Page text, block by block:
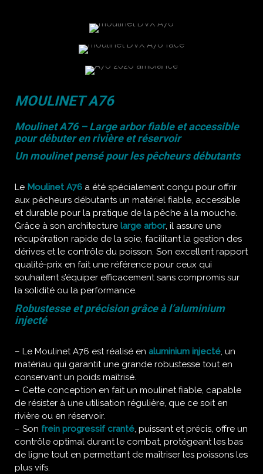
MOULINET A76
Moulinet A76 – Large arbor fiable et accessible
pour débuter en rivière et réservoir
Un moulinet pensé pour les pêcheurs débutants
Le Moulinet A76 a été spécialement conçu pour offrir
aux pêcheurs débutants un matériel fiable, accessible
et durable pour la pratique de la pêche à la mouche.
Grâce à son architecture large arbor, il assure une
récupération rapide de la soie, facilitant la gestion des
dérives et le contrôle du poisson. Son excellent rapport
qualité-prix en fait une référence pour ceux qui
souhaitent s’équiper efficacement sans compromis sur
la solidité ou la performance.
Robustesse et précision grâce à l’aluminium
injecté
– Le Moulinet A76 est réalisé en aluminium injecté, un
matériau qui garantit une grande robustesse tout en
conservant un poids maîtrisé.
– Cette conception en fait un moulinet fiable, capable
de résister à une utilisation régulière, que ce soit en
rivière ou en réservoir.
– Son frein progressif cranté, puissant et précis, offre un
contrôle optimal durant le combat, protégeant les bas
de ligne tout en permettant de maîtriser les poissons les
plus vifs.